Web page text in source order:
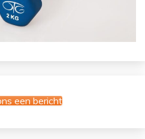
een bericht